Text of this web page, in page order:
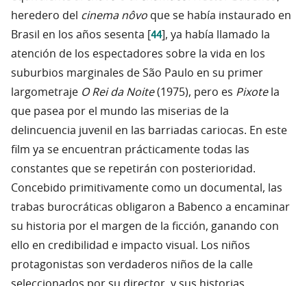
heredero del cinema nôvo que se había instaurado en
Brasil en los años sesenta [ 44], ya había llamado la
atención de los espectadores sobre la vida en los
suburbios marginales de São Paulo en su primer
largometraje O Rei da Noite(1975), pero es Pixotela
que pasea por el mundo las miserias de la
delincuencia juvenil en las barriadas cariocas. En este
film ya se encuentran prácticamente todas las
constantes que se repetirán con posterioridad.
Concebido primitivamente como un documental, las
trabas burocráticas obligaron a Babenco a encaminar
su historia por el margen de la ficción, ganando con
ello en credibilidad e impacto visual. Los niños
protagonistas son verdaderos niños de la calle